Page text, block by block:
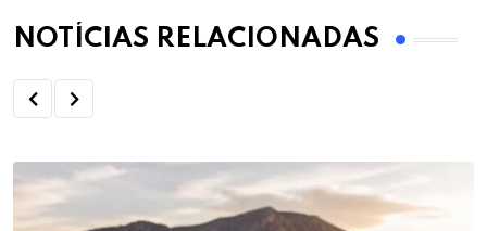
NOTÍCIAS RELACIONADAS